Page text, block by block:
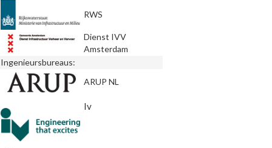
RWS
Dienst IVV
Amsterdam
Ingenieursbureaus:
ARUP NL
Iv